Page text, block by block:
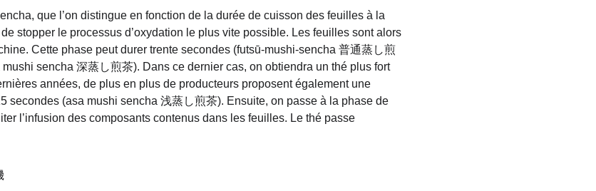
que l’on distingue en fonction de la durée de cuisson des feuilles à la
stopper le processus d’oxydation le plus vite possible. Les feuilles sont alors
Cette phase peut durer trente secondes (futsū-mushi-sencha 普通蒸し煎
sencha 深蒸し煎茶). Dans ce dernier cas, on obtiendra un thé plus fort
années, de plus en plus de producteurs proposent également une
secondes (asa mushi sencha 浅蒸し煎茶). Ensuite, on passe à la phase de
l’infusion des composants contenus dans les feuilles. Le thé passe